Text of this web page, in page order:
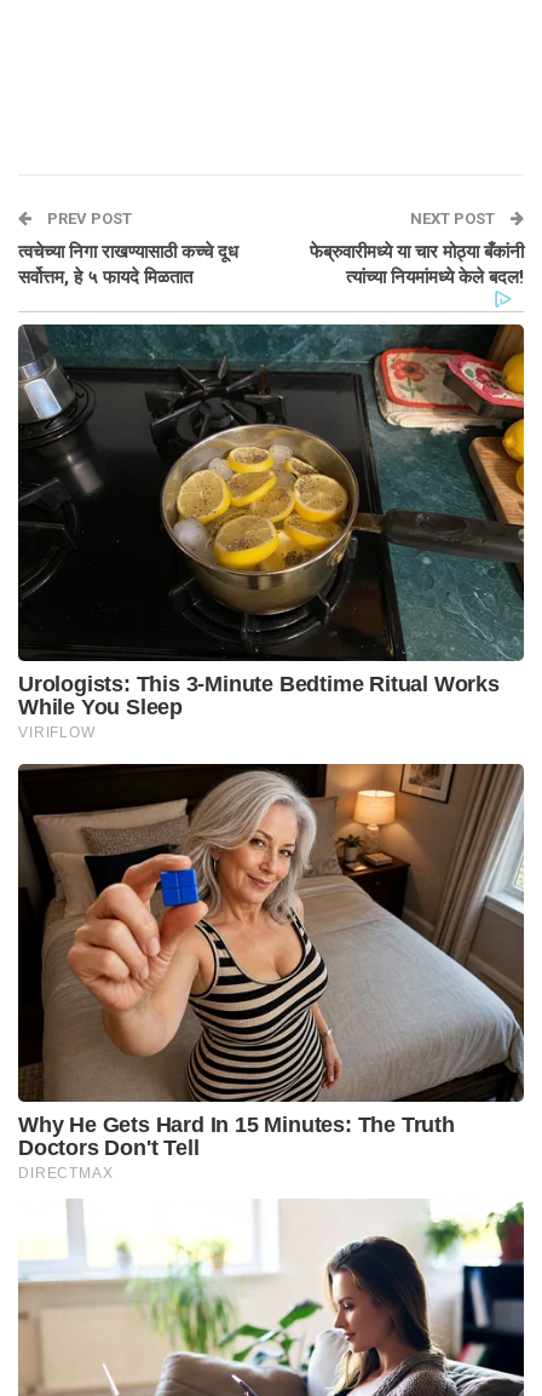
PREV POST
त्वचेच्या निगा राखण्यासाठी कच्चे दूध
सर्वोत्तम, हे ५ फायदे मिळतात
NEXT POST
फेब्रुवारीमध्ये या चार मोठ्या बँकांनी
त्यांच्या नियमांमध्ये केले बदल!